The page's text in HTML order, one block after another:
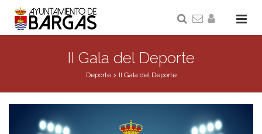
II Gala del Deporte
Deporte> II Gala del Deporte